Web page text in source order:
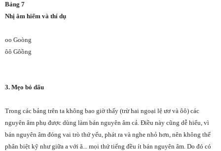
Bảng 7
Nhị âm hiếm và thí dụ
oo Goòng
ôô Gôồng
3. Mẹo bỏ dấu
Trong các bảng trên ta không bao giờ thấy (trừ hai ngoại lệ ươ và ôô) các
nguyên âm phụ được dùng làm bán nguyên âm cả. Điều này cũng dễ hiểu, vì
bán nguyên âm đóng vai trò thứ yếu, phát ra và nghe nhỏ hơn, nên không thể
phân biệt kỹ như giữa a với ă... mọi thứ tiếng đều ít bán nguyên âm. Do đó có